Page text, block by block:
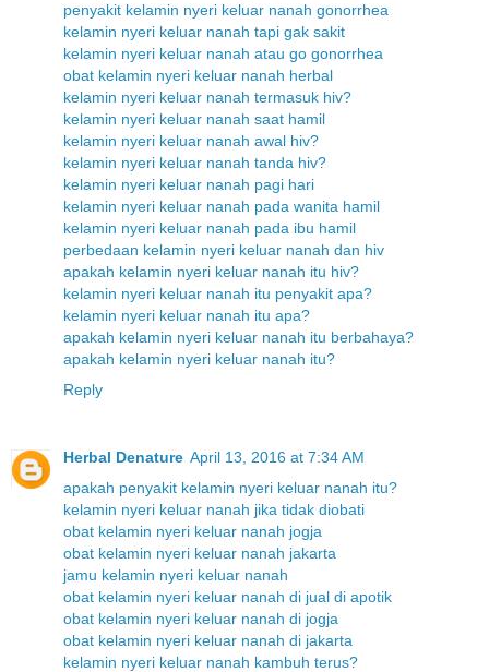
penyakit kelamin nyeri keluar nanah gonorrhea
kelamin nyeri keluar nanah tapi gak sakit
kelamin nyeri keluar nanah atau go gonorrhea
obat kelamin nyeri keluar nanah herbal
kelamin nyeri keluar nanah termasuk hiv?
kelamin nyeri keluar nanah saat hamil
kelamin nyeri keluar nanah awal hiv?
kelamin nyeri keluar nanah tanda hiv?
kelamin nyeri keluar nanah pagi hari
kelamin nyeri keluar nanah pada wanita hamil
kelamin nyeri keluar nanah pada ibu hamil
perbedaan kelamin nyeri keluar nanah dan hiv
apakah kelamin nyeri keluar nanah itu hiv?
kelamin nyeri keluar nanah itu penyakit apa?
kelamin nyeri keluar nanah itu apa?
apakah kelamin nyeri keluar nanah itu berbahaya?
apakah kelamin nyeri keluar nanah itu?
Reply
Herbal Denature April 13, 2016 at 7:34 AM
apakah penyakit kelamin nyeri keluar nanah itu?
kelamin nyeri keluar nanah jika tidak diobati
obat kelamin nyeri keluar nanah jogja
obat kelamin nyeri keluar nanah jakarta
jamu kelamin nyeri keluar nanah
obat kelamin nyeri keluar nanah di jual di apotik
obat kelamin nyeri keluar nanah di jogja
obat kelamin nyeri keluar nanah di jakarta
kelamin nyeri keluar nanah kambuh terus?